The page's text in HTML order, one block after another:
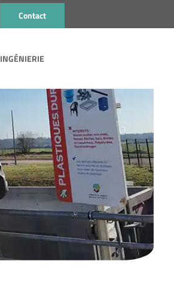
Contact
INGÉNIERIE